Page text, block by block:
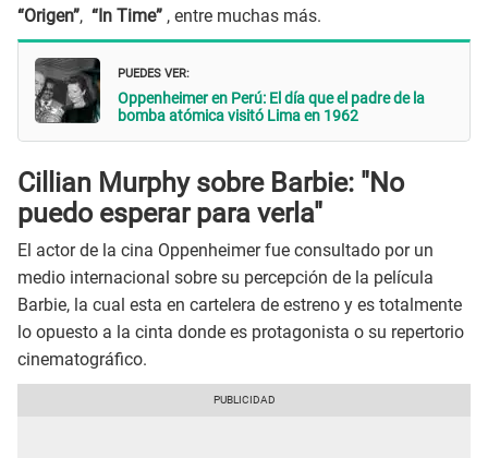
“Origen”, “In Time” , entre muchas más.
PUEDES VER:
Oppenheimer en Perú: El día que el padre de la
bomba atómica visitó Lima en 1962
Cillian Murphy sobre Barbie: "No
puedo esperar para verla"
El actor de la cina Oppenheimer fue consultado por un
medio internacional sobre su percepción de la película
Barbie, la cual esta en cartelera de estreno y es totalmente
lo opuesto a la cinta donde es protagonista o su repertorio
cinematográfico.